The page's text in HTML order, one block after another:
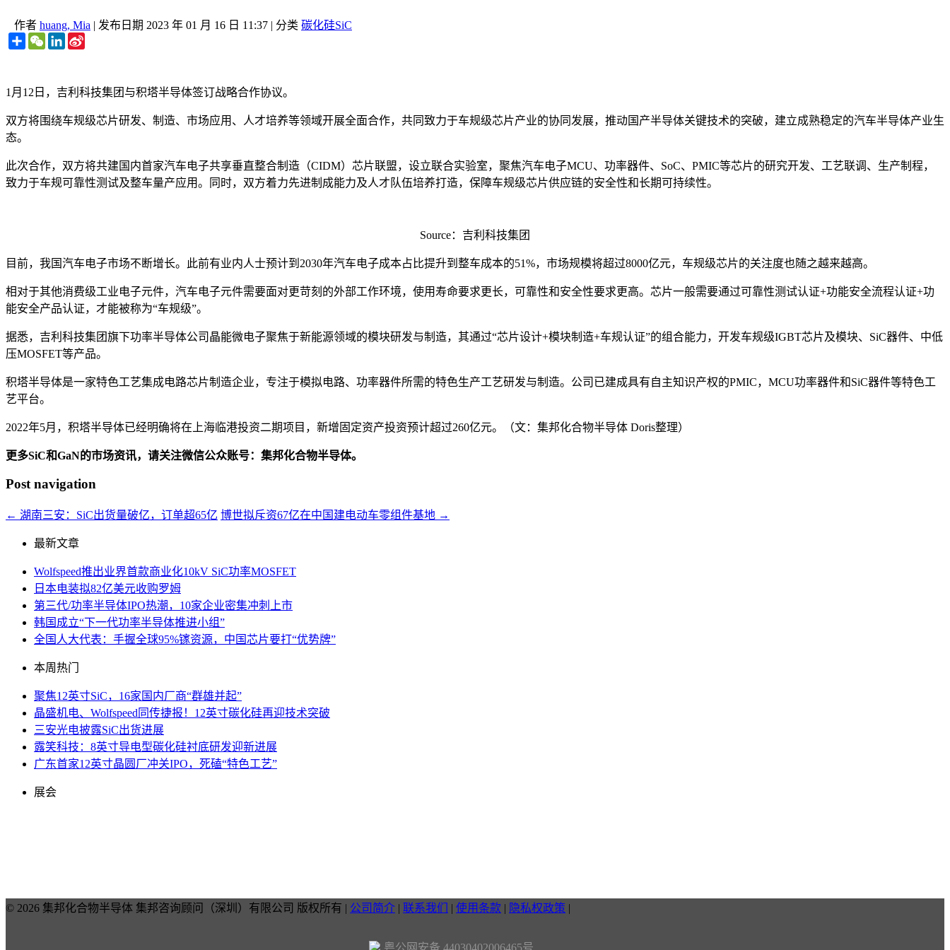
作者 huang, Mia | 发布日期 2023 年 01 月 16 日 11:37 | 分类 碳化硅SiC
ShareWeChatLinkedIn
1月12日，吉利科技集团与积塔半导体签订战略合作协议。
双方将围绕车规级芯片研发、制造、市场应用、人才培养等领域开展全面合作，共同致力于车规级芯片产业的协同发展，推动国产半导体关键技术的突破，建立成熟稳定的汽车半导体产业生
态。
此次合作，双方将共建国内首家汽车电子共享垂直整合制造（CIDM）芯片联盟，设立联合实验室，聚焦汽车电子MCU、功率器件、SoC、PMIC等芯片的研究开发、工艺联调、生产制程，
致力于车规可靠性测试及整车量产应用。同时，双方着力先进制成能力及人才队伍培养打造，保障车规级芯片供应链的安全性和长期可持续性。
Source：吉利科技集团
目前，我国汽车电子市场不断增长。此前有业内人士预计到2030年汽车电子成本占比提升到整车成本的51%，市场规模将超过8000亿元，车规级芯片的关注度也随之越来越高。
相对于其他消费级工业电子元件，汽车电子元件需要面对更苛刻的外部工作环境，使用寿命要求更长，可靠性和安全性要求更高。芯片一般需要通过可靠性测试认证+功能安全流程认证+功
能安全产品认证，才能被称为“车规级”。
据悉，吉利科技集团旗下功率半导体公司晶能微电子聚焦于新能源领域的模块研发与制造，其通过“芯片设计+模块制造+车规认证”的组合能力，开发车规级IGBT芯片及模块、SiC器件、中低
压MOSFET等产品。
积塔半导体是一家特色工艺集成电路芯片制造企业，专注于模拟电路、功率器件所需的特色生产工艺研发与制造。公司已建成具有自主知识产权的PMIC，MCU功率器件和SiC器件等特色工
艺平台。
2022年5月，积塔半导体已经明确将在上海临港投资二期项目，新增固定资产投资预计超过260亿元。（文：集邦化合物半导体 Doris整理）
更多SiC和GaN的市场资讯，请关注微信公众账号：集邦化合物半导体。
Post navigation
← 湖南三安：SiC出货量破亿，订单超65亿 博世拟斥资67亿在中国建电动车零组件基地 →
最新文章
Wolfspeed推出业界首款商业化10kV SiC功率MOSFET
日本电装拟82亿美元收购罗姆
第三代/功率半导体IPO热潮，10家企业密集冲刺上市
韩国成立“下一代功率半导体推进小组”
全国人大代表：手握全球95%镓资源，中国芯片要打“优势牌”
本周热门
聚焦12英寸SiC，16家国内厂商“群雄并起”
晶盛机电、Wolfspeed同传捷报！12英寸碳化硅再迎技术突破
三安光电披露SiC出货进展
露笑科技：8英寸导电型碳化硅衬底研发迎新进展
广东首家12英寸晶圆厂冲关IPO，死磕“特色工艺”
展会
© 2026 集邦化合物半导体 集邦咨询顾问（深圳）有限公司 版权所有 | 公司简介 | 联系我们 | 使用条款 | 隐私权政策 |
粤公网安备 44030402006465号